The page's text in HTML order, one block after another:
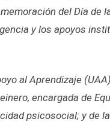
del Día de
y los apoyos
al Aprendizaje
encargada de
psicosocial; y de